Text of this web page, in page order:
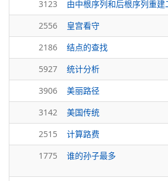
3123 由中根序列和后根序列重建
2556 皇宫看守
2186 结点的查找
5927 统计分析
3906 美丽路径
3142 美国传统
2515 计算路费
1775 谁的孙子最多